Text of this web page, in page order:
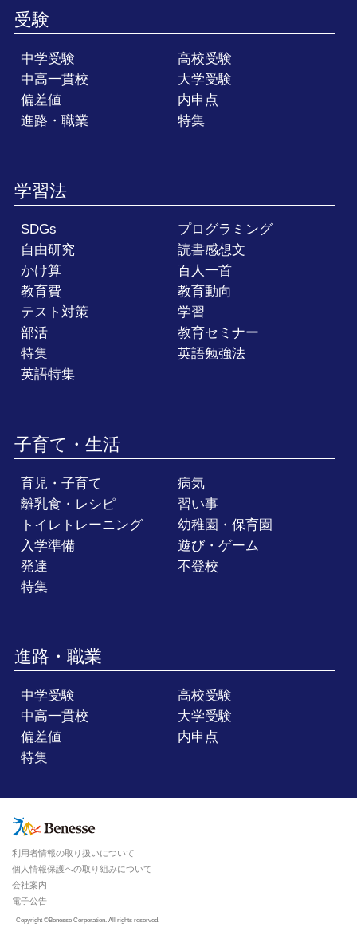
受験
中学受験
高校受験
中高一貫校
大学受験
偏差値
内申点
進路・職業
特集
学習法
SDGs
プログラミング
自由研究
読書感想文
かけ算
百人一首
教育費
教育動向
テスト対策
学習
部活
教育セミナー
特集
英語勉強法
英語特集
子育て・生活
育児・子育て
病気
離乳食・レシピ
習い事
トイレトレーニング
幼稚園・保育園
入学準備
遊び・ゲーム
発達
不登校
特集
進路・職業
中学受験
高校受験
中高一貫校
大学受験
偏差値
内申点
特集
Copyright ©Benesse Corporation. All rights reserved.
利用者情報の取り扱いについて
個人情報保護への取り組みについて
会社案内
電子公告